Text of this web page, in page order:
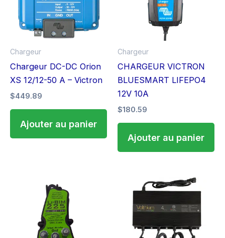
Chargeur
Chargeur DC-DC Orion
XS 12/12-50 A – Victron
$449.89
Ajouter au panier
Chargeur
CHARGEUR VICTRON
BLUESMART LIFEPO4
12V 10A
$180.59
Ajouter au panier